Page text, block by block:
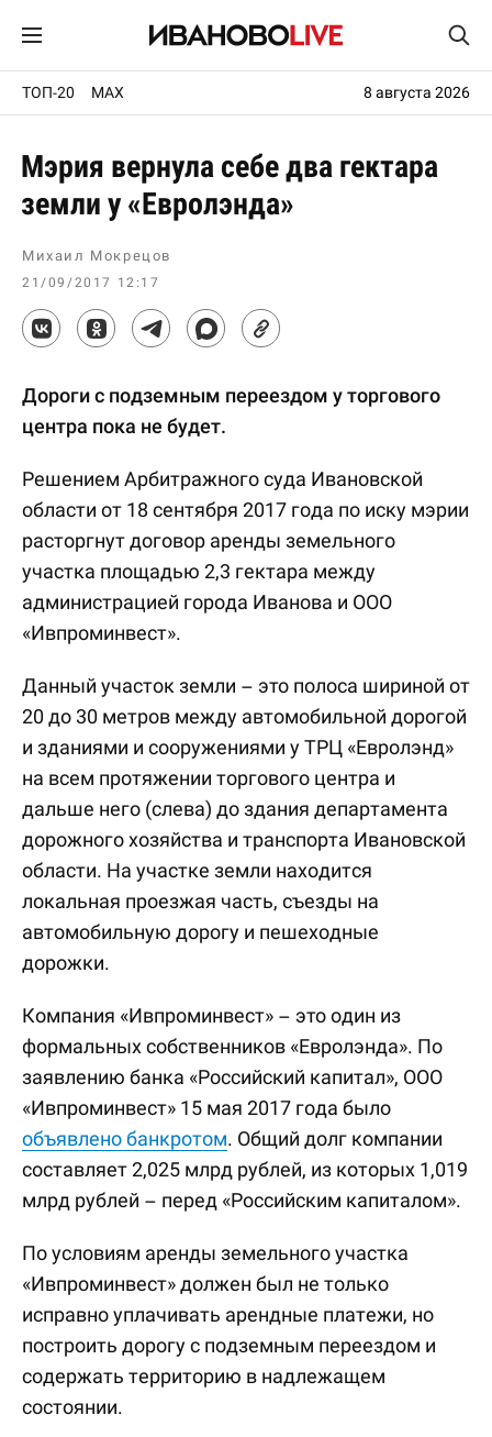
ТОП-20 MAX 8 августа 2026
Мэрия вернула себе два гектара
земли у «Евролэнда»
Михаил Мокрецов
21/09/2017 12:17
Дороги с подземным переездом у торгового
центра пока не будет.
Решением Арбитражного суда Ивановской
области от 18 сентября 2017 года по иску мэрии
расторгнут договор аренды земельного
участка площадью 2,3 гектара между
администрацией города Иванова и ООО
«Ивпроминвест».
Данный участок земли – это полоса шириной от
20 до 30 метров между автомобильной дорогой
и зданиями и сооружениями у ТРЦ «Евролэнд»
на всем протяжении торгового центра и
дальше него (слева) до здания департамента
дорожного хозяйства и транспорта Ивановской
области. На участке земли находится
локальная проезжая часть, съезды на
автомобильную дорогу и пешеходные
дорожки.
Компания «Ивпроминвест» – это один из
формальных собственников «Евролэнда». По
заявлению банка «Российский капитал», ООО
«Ивпроминвест» 15 мая 2017 года было
объявлено банкротом. Общий долг компании
составляет 2,025 млрд рублей, из которых 1,019
млрд рублей – перед «Российским капиталом».
По условиям аренды земельного участка
«Ивпроминвест» должен был не только
исправно уплачивать арендные платежи, но
построить дорогу с подземным переездом и
содержать территорию в надлежащем
состоянии.